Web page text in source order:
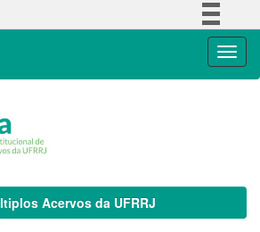
Acervos da UFRRJ